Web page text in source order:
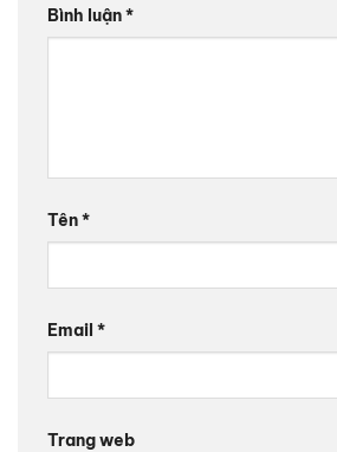
Bình luận*
Tên*
Email *
Trang web